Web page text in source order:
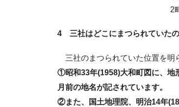
2
4 三社はどこにまつられていた
三社のまつられていた位置を明
①昭和33年(1958)大和町図に、地
月前の地名が記されています。
②また、国土地理院、明治14年